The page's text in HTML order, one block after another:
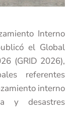
Interno
el Global
(GRID 2026),
referentes
interno
y desastres